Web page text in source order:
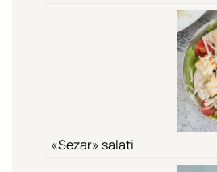
«Sezar» salati